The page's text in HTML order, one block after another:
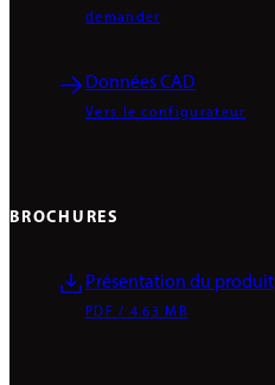
demander
Données CAD
Vers le configurateur
BROCHURES
Présentation du produit
PDF / 4.63 MB